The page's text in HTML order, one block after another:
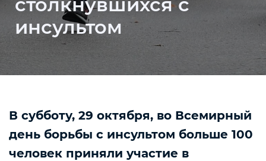
инсультом
В субботу, 29 октября, во Всемирный
день борьбы с инсультом больше 100
человек приняли участие в